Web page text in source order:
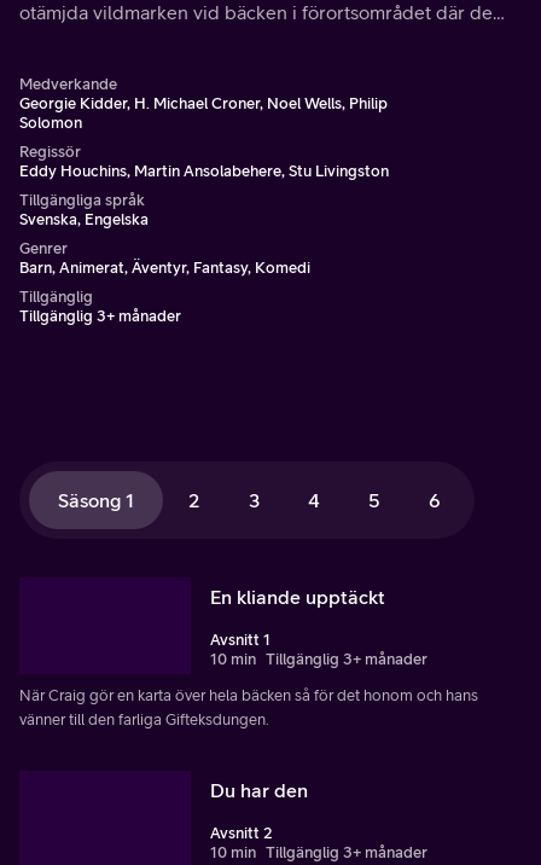
otämjda vildmarken vid bäcken i förortsområdet där de
Medverkande
Georgie Kidder, H. Michael Croner, Noel Wells, Philip
Solomon
Regissör
Eddy Houchins, Martin Ansolabehere, Stu Livingston
Tillgängliga språk
Svenska, Engelska
Genrer
Barn, Animerat, Äventyr, Fantasy, Komedi
Tillgänglig
Tillgänglig 3+ månader
Säsong 1 2 3 4 5 6
En kliande upptäckt
Avsnitt 1
10 min Tillgänglig 3+ månader
När Craig gör en karta över hela bäcken så för det honom och hans
vänner till den farliga Gifteksdungen.
Du har den
Avsnitt 2
10 min Tillgänglig 3+ månader